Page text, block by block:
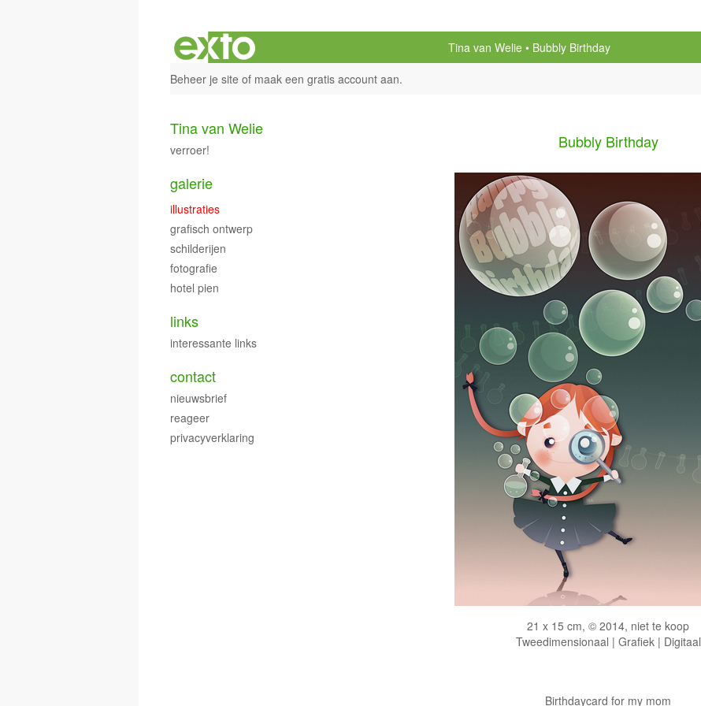
Tina van Welie
Bubbly Birthday
Beheer je site of maak een gratis account aan.
Bubbly Birthday
21 x 15 cm, © 2014, niet te koop
Tweedimensionaal | Grafiek | Digitaal
Birthdaycard for my mom
Tina van Welie
verroer!
galerie
illustraties
grafisch ontwerp
schilderijen
fotografie
hotel pien
links
interessante links
contact
nieuwsbrief
reageer
privacyverklaring